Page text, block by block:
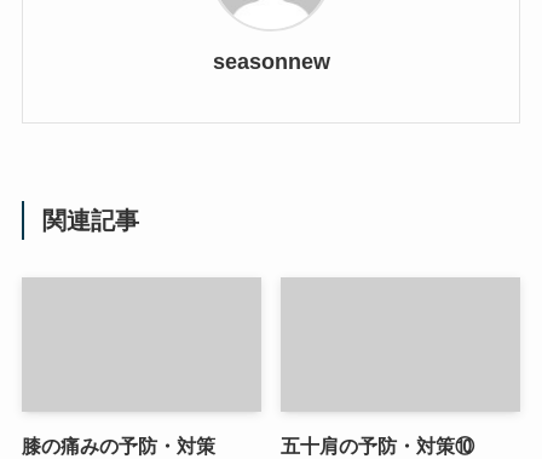
seasonnew
関連記事
膝の痛みの予防・対策
五十肩の予防・対策⑩